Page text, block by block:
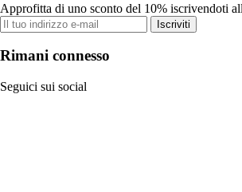
Approfitta di uno sconto del 10% iscrivendoti
Iscriviti
Rimani connesso
Seguici sui social